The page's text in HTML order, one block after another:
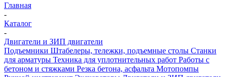
Главная
-
Каталог
-
Двигатели и ЗИП двигатели
Подъемники Штабелеры, тележки, подъемные столы Станки
для арматуры Техника для уплотнительных работ Работы с
бетоном и стяжками Резка бетона, асфальта Мотопомпы